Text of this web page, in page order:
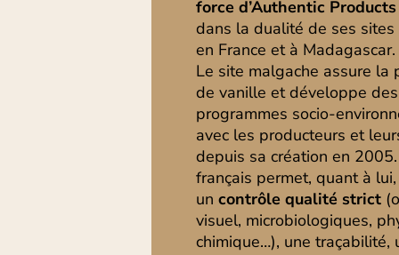
force d’Authentic Products
dans la dualité de ses
en France et à Madagascar.
Le site malgache assure la
de vanille et développe des
programmes socio-
avec les producteurs et
depuis sa création en
français permet, quant à lui,
un contrôle qualité strict
visuel, microbiologiques,
chimique…), une traçabilité,